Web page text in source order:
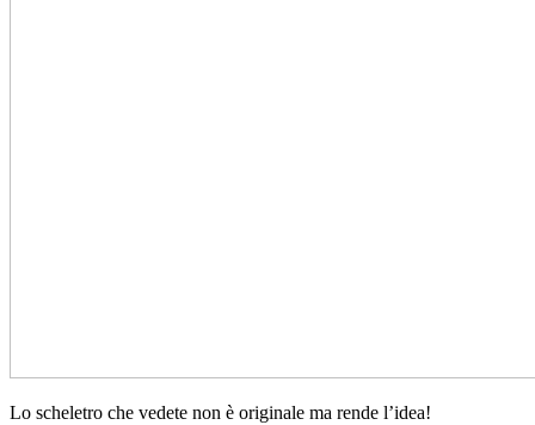
Lo scheletro che vedete non è originale ma rende l’idea!